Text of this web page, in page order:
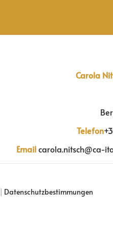
Carola
Telefon
Emailcarola.nitsch@ca-
Datenschutzbestimmungen